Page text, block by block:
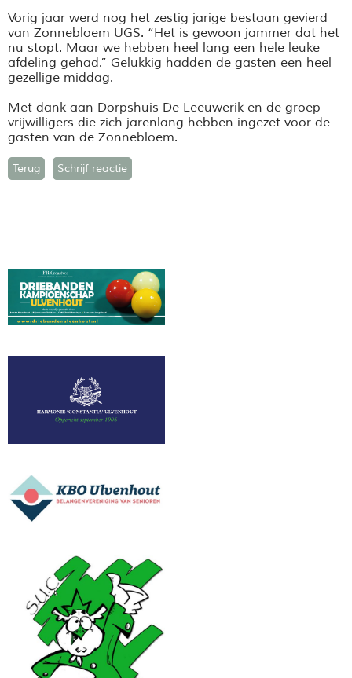
Vorig jaar werd nog het zestig jarige bestaan gevierd
van Zonnebloem UGS. “Het is gewoon jammer dat het
nu stopt. Maar we hebben heel lang een hele leuke
afdeling gehad.” Gelukkig hadden de gasten een heel
gezellige middag.
Met dank aan Dorpshuis De Leeuwerik en de groep
vrijwilligers die zich jarenlang hebben ingezet voor de
gasten van de Zonnebloem.
Terug Schrijf reactie